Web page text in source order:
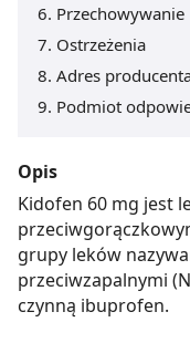
Przechowywanie
Ostrzeżenia
Adres
Podmiot
Opis
Kidofen 60 mg jest
grupy leków
przeciwzapalnymi
czynną ibuprofen.